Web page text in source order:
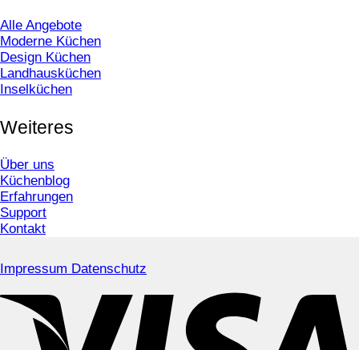
Alle Angebote
Moderne Küchen
Design Küchen
Landhausküchen
Inselküchen
Weiteres
Über uns
Küchenblog
Erfahrungen
Support
Kontakt
Impressum Datenschutz